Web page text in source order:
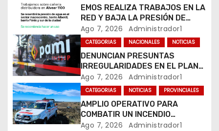
e
n
t
r
a
d
EMOS REALIZA TRABAJOS EN LA
RED Y BAJA LA PRESIÓN DE
AGUA EN VARIOS SECTORES DE
RÍO CUARTO
Ago 7, 2026 Administrador1
CATEGORIAS NACIONALES NOTICIAS
DENUNCIAN PRESUNTAS
IRREGULARIDADES EN EL PLAN
DE RETIROS DEL MINISTERIO DE
JUSTICIA Y SU POSIBLE RÉPLICA
EN EL PAMI
Ago 7, 2026 Administrador1
CATEGORIAS NOTICIAS PROVINCIALES
AMPLIO OPERATIVO PARA
COMBATIR UN INCENDIO
FORESTAL EN YACANTO
Ago 7, 2026 Administrador1